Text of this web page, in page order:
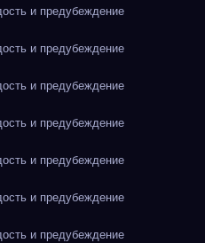
и предубеждение
и предубеждение
и предубеждение
и предубеждение
и предубеждение
и предубеждение
и предубеждение